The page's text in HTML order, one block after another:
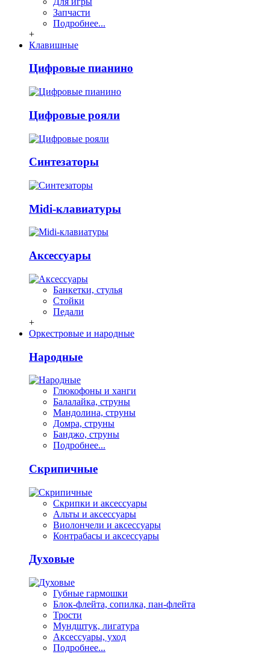
Запчасти
Подробнее...
+
Клавишные
Цифровые пианино
Цифровые рояли
Синтезаторы
Midi-клавиатуры
Аксессуары
Банкетки, стулья
Стойки
Педали
+
Оркестровые и народные
Народные
Глюкофоны и ханги
Балалайка, струны
Мандолина, струны
Домра, струны
Банджо, струны
Подробнее...
Скрипичные
Скрипки и аксессуары
Альты и аксессуары
Виолончели и аксессуары
Контрабасы и аксессуары
Духовые
Губные гармошки
Блок-флейта, сопилка, пан-флейта
Трости
Мундштук, лигатура
Аксессуары, уход
Подробнее...